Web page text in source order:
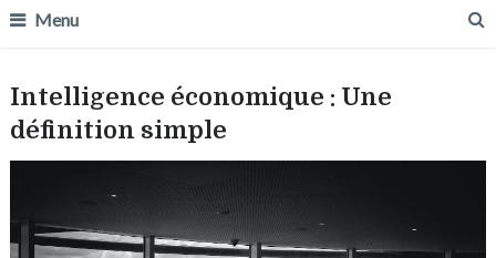
Menu
Intelligence économique : Une
définition simple